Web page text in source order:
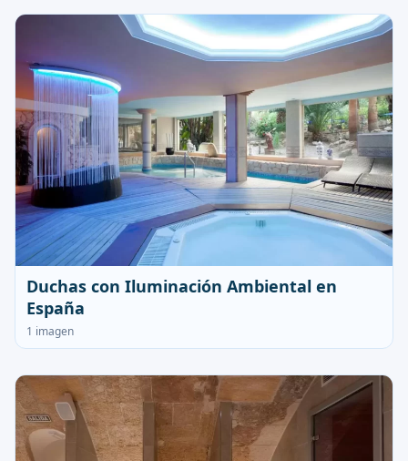
Duchas con Iluminación Ambiental en
España
1 imagen